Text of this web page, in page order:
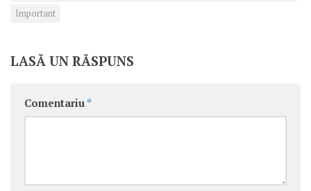
Important
LASĂ UN RĂSPUNS
Comentariu *